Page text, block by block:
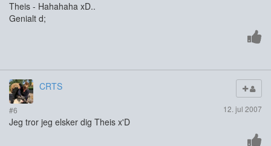
Theis - Hahahaha xD..
Genialt d;
CRTS
#6 12. jul 2007
Jeg tror jeg elsker dig Theis x'D